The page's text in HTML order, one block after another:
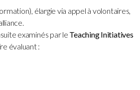
élargie via appel à volontaires,
examinés par le Teaching Initiatives
évaluant :